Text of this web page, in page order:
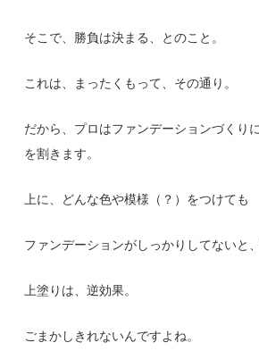
そこで、勝負は決まる、とのこと。
これは、まったくもって、その通り。
だから、プロはファンデーションづくり
を割きます。
上に、どんな色や模様（？）をつけても
ファンデーションがしっかりしてないと
上塗りは、逆効果。
ごまかしきれないんですよね。